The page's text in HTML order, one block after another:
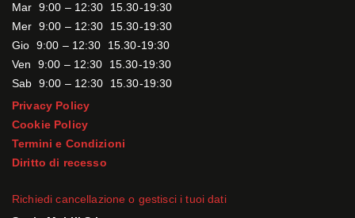
Mar 9:00 – 12:30 15.30-19:30
Mer 9:00 – 12:30 15.30-19:30
Gio 9:00 – 12:30 15.30-19:30
Ven 9:00 – 12:30 15.30-19:30
Sab 9:00 – 12:30 15.30-19:30
Privacy Policy
Cookie Policy
Termini e Condizioni
Diritto di recesso
Richiedi cancellazione o gestisci i tuoi dati